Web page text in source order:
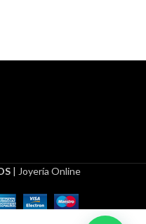
| Joyería Online
Embalaje